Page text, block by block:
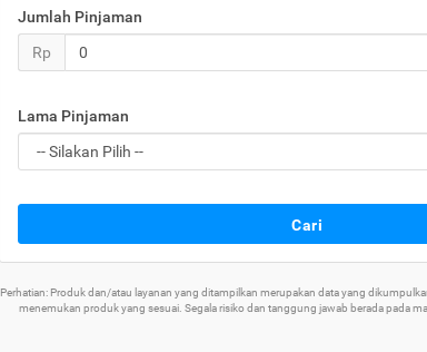
Jumlah Pinjaman
Rp
Lama Pinjaman
Cari
Perhatian: Produk dan/atau layanan yang ditampilkan merupakan data yang
menemukan produk yang sesuai. Segala risiko dan tanggung jawab berada pada